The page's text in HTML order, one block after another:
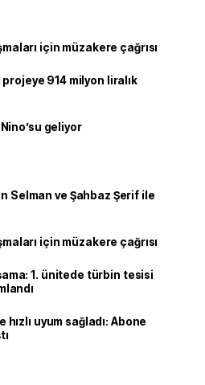
için müzakere çağrısı
projeye 914 milyon liralık
geliyor
Selman ve Şahbaz Şerif ile
için müzakere çağrısı
1. ünitede türbin tesisi
uyum sağladı: Abone